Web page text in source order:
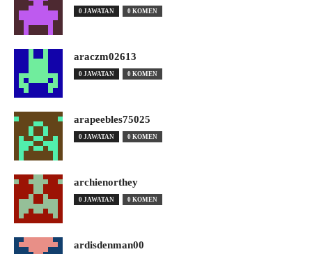
0 JAWATAN 0 KOMEN
araczm02613
0 JAWATAN 0 KOMEN
arapeebles75025
0 JAWATAN 0 KOMEN
archienorthey
0 JAWATAN 0 KOMEN
ardisdenman00